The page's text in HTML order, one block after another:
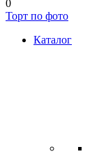
0
Торт по фото
Каталог